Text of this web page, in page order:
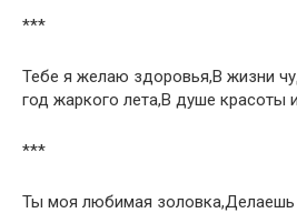
***
Тебе я желаю здоровья,В жизни
год жаркого лета,В душе красоты
***
Ты моя любимая золовка,Делаешь